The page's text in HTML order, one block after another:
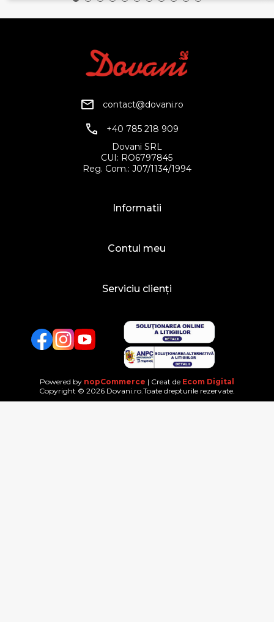
contact@dovani.ro
+40 785 218 909
Dovani SRL
CUI: RO6797845
Reg. Com.: J07/1134/1994
Informatii
Contul meu
Serviciu clienți
FacebookTwitterYouTube
Powered by nopCommerce | Creat de Ecom Digital
Copyright © 2026 Dovani.ro.Toate drepturile rezervate.